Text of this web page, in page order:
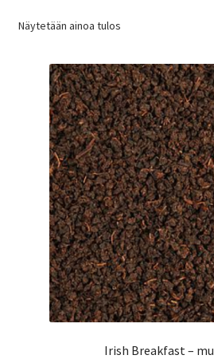
Oma tili
Ostoskori
Tilaus- ja sopimusehdot
Yrityksille
Näytetään ainoa tulos
Irish Breakfast –